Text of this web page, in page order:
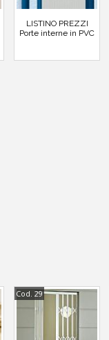
LISTINO PREZZI
Porte interne in PVC
Cod. 29